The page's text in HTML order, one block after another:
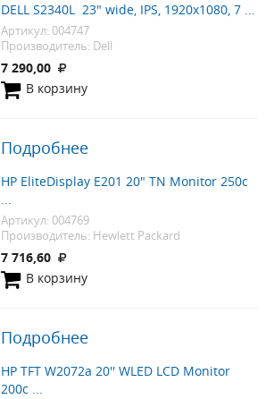
DELL S2340L 23" wide, IPS, 1920x1080, 7 ...
Артикул: 004747
Производитель: Dell
7 290,00
В корзину
Подробнее
HP EliteDisplay E201 20" TN Monitor 250c
...
Артикул: 004769
Производитель: Hewlett Packard
7 716,60
В корзину
Подробнее
HP TFT W2072a 20'' WLED LCD Monitor
200c ...